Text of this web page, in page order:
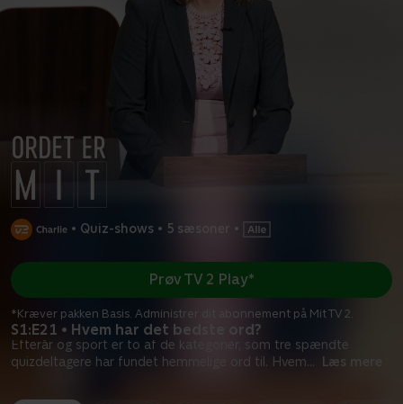
• Quiz-shows • 5 sæsoner •
S1:E21 • Hvem har det bedste ord?
Efterår og sport er to af de kategorier, som tre spændte
quizdeltagere har fundet hemmelige ord til. Hvem... Læs mere
Prøv TV 2 Play*
*Kræver pakken Basis. Administrer dit abonnement på Mit TV 2.